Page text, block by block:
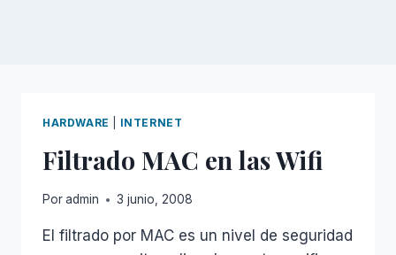
HARDWARE INTERNET
Filtrado MAC en las Wifi
Poradmin 3 junio, 2008
El filtrado por MAC es un nivel de seguridad